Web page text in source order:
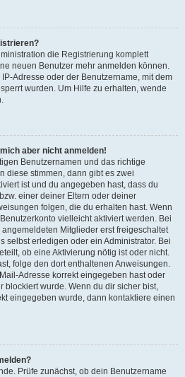
die Registrierung komplett
neuen Benutzer mehr anmelden können.
Adresse oder der Benutzername, mit dem
wurden. Um Hilfe zu erhalten, wende
aber nicht anmelden!
Benutzernamen und das richtige
diese stimmen, dann gibt es zwei
ist und du angegeben hast, dass du
einer deiner Eltern oder deiner
folgen, die du erhalten hast. Wenn
vielleicht aktiviert werden. Bei
Mitglieder erst freigeschaltet
selbst erledigen oder ein Administrator. Bei
ob eine Aktivierung nötig ist oder nicht.
folge den dort enthaltenen Anweisungen.
Adresse korrekt eingegeben hast oder
blockiert wurde. Wenn du dir sicher bist,
eingegeben wurde, dann kontaktiere einen
Prüfe zunächst, ob dein Benutzername